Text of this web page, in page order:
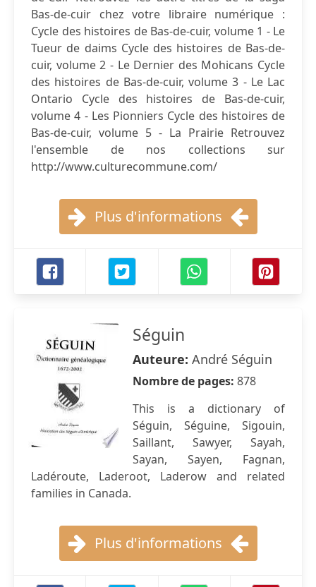
Bas-de-cuir chez votre libraire numérique :
Cycle des histoires de Bas-de-cuir, volume 1 - Le
Tueur de daims Cycle des histoires de Bas-de-
cuir, volume 2 - Le Dernier des Mohicans Cycle
des histoires de Bas-de-cuir, volume 3 - Le Lac
Ontario Cycle des histoires de Bas-de-cuir,
volume 4 - Les Pionniers Cycle des histoires de
Bas-de-cuir, volume 5 - La Prairie Retrouvez
l'ensemble de nos collections sur
http://www.culturecommune.com/
Plus d'informations
Séguin
Auteure: André Séguin
Nombre de pages: 878
This is a dictionary of
Séguin, Séguine, Sigouin,
Saillant, Sawyer, Sayah,
Sayan, Sayen, Fagnan,
Ladéroute, Laderoot, Laderow and related
families in Canada.
Plus d'informations